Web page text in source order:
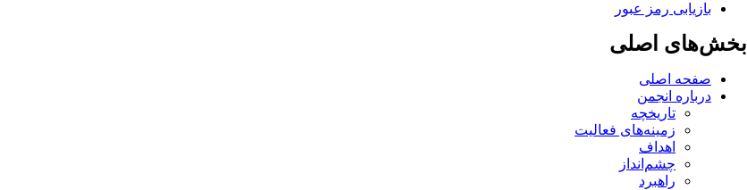
بازیابی رمز عبور
بخش‌های اصلی
صفحه اصلی
درباره انجمن
تاریخچه
زمینه‌های فعالیت
اهداف
چشم‌انداز
راهبرد